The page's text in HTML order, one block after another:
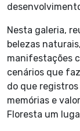
Nesta galeria,
belezas
manifestações
cenários que
do que
memórias e
Floresta um